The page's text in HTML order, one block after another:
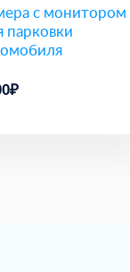
с монитором
парковки